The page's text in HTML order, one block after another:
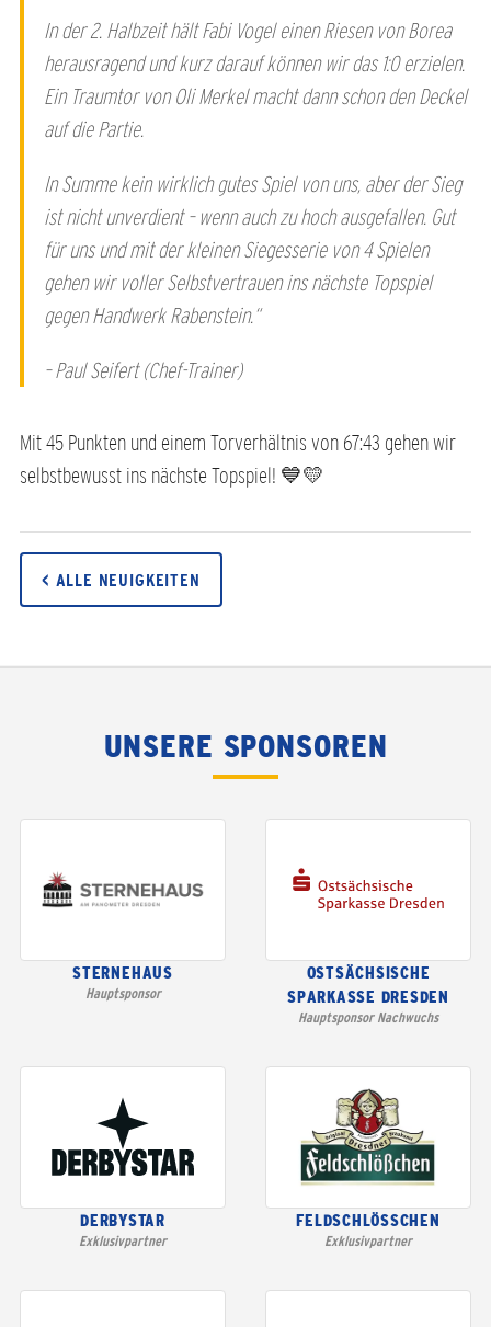
In der 2. Halbzeit hält Fabi Vogel einen Riesen von Borea
herausragend und kurz darauf können wir das 1:0 erzielen.
Ein Traumtor von Oli Merkel macht dann schon den Deckel
auf die Partie.
In Summe kein wirklich gutes Spiel von uns, aber der Sieg
ist nicht unverdient – wenn auch zu hoch ausgefallen. Gut
für uns und mit der kleinen Siegesserie von 4 Spielen
gehen wir voller Selbstvertrauen ins nächste Topspiel
gegen Handwerk Rabenstein.“
– Paul Seifert (Chef-Trainer)
Mit 45 Punkten und einem Torverhältnis von 67:43 gehen wir
selbstbewusst ins nächste Topspiel! 💙💛
< ALLE NEUIGKEITEN
UNSERE SPONSOREN
STERNEHAUS
Hauptsponsor
OSTSÄCHSISCHE
SPARKASSE DRESDEN
Hauptsponsor Nachwuchs
DERBYSTAR
Exklusivpartner
FELDSCHLÖSSCHEN
Exklusivpartner